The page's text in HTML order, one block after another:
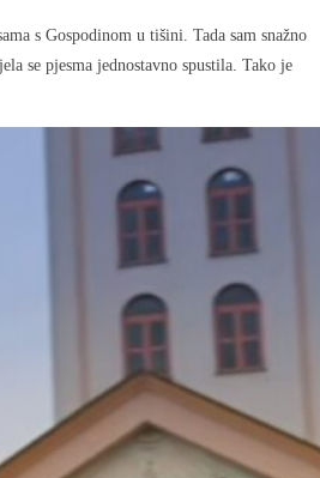
s Gospodinom u tišini. Tada sam snažno
se pjesma jednostavno spustila. Tako je